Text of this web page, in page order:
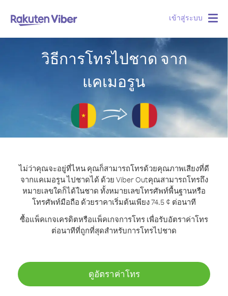
เข้าสู่ระบบ
วิธีการโทรไปชาด จาก
แคเมอรูน
ไม่ว่าคุณจะอยู่ที่ไหน คุณก็สามารถโทรด้วยคุณภาพเสียงที่ดี
จากแคเมอรูน ไปชาดได้ ด้วย Viber Outคุณสามารถโทรถึง
หมายเลขใดก็ได้ในชาด ทั้งหมายเลขโทรศัพท์พื้นฐานหรือ
โทรศัพท์มือถือ ด้วยราคาเริ่มต้นเพียง 74.5 ¢ ต่อนาที
ซื้อแพ็คเกจเครดิตหรือแพ็คเกจการโทร เพื่อรับอัตราค่าโทร
ต่อนาทีที่ถูกที่สุดสำหรับการโทรไปชาด
ดูอัตราค่าโทร